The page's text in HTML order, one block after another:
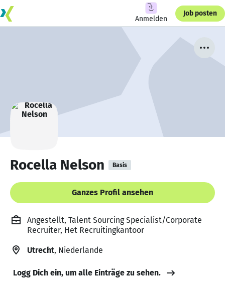
Anmelden
Job posten
Rocella Nelson Basis
Ganzes Profil ansehen
Angestellt, Talent Sourcing Specialist/Corporate
Recruiter, Het Recruitingkantoor
Utrecht, Niederlande
Logg Dich ein, um alle Einträge zu sehen.